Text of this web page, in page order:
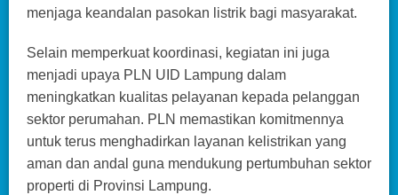
menjaga keandalan pasokan listrik bagi masyarakat.
Selain memperkuat koordinasi, kegiatan ini juga
menjadi upaya PLN UID Lampung dalam
meningkatkan kualitas pelayanan kepada pelanggan
sektor perumahan. PLN memastikan komitmennya
untuk terus menghadirkan layanan kelistrikan yang
aman dan andal guna mendukung pertumbuhan sektor
properti di Provinsi Lampung.